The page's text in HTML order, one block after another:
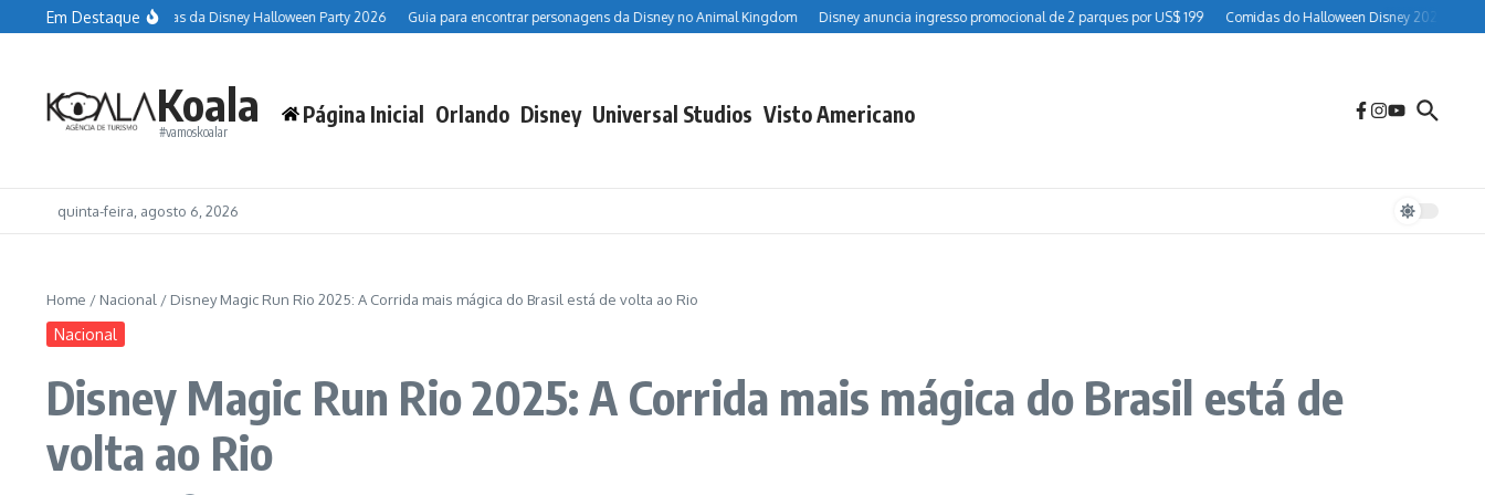
Ir para o conteúdo
Em Destaque
Resort Datas da Disney Halloween Party 2026 Guia para encontrar personagens da Disney no Animal Kingdom Disney anuncia ingresso promocional de 2 parques por US$ 199 Comidas do Halloween Disney 2026: guia completo
Koala
#vamoskoalar
Página Inicial Orlando Disney Universal Studios Visto Americano
quinta-feira, agosto 6, 2026
Home / Nacional / Disney Magic Run Rio 2025: A Corrida mais mágica do Brasil está de volta ao Rio
Nacional
Disney Magic Run Rio 2025: A Corrida mais mágica do Brasil está de
volta ao Rio